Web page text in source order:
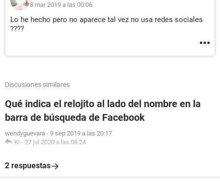
8 mar 2019 a las 00:06
Lo he hecho pero no aparece tal vez no usa redes sociales
????
Discusiones similares
Qué indica el relojito al lado del nombre en la
barra de búsqueda de Facebook
wendyguevara - 9 sep 2019 a las 20:17
Ki - 27 jul 2020 a las 08:24
2 respuestas